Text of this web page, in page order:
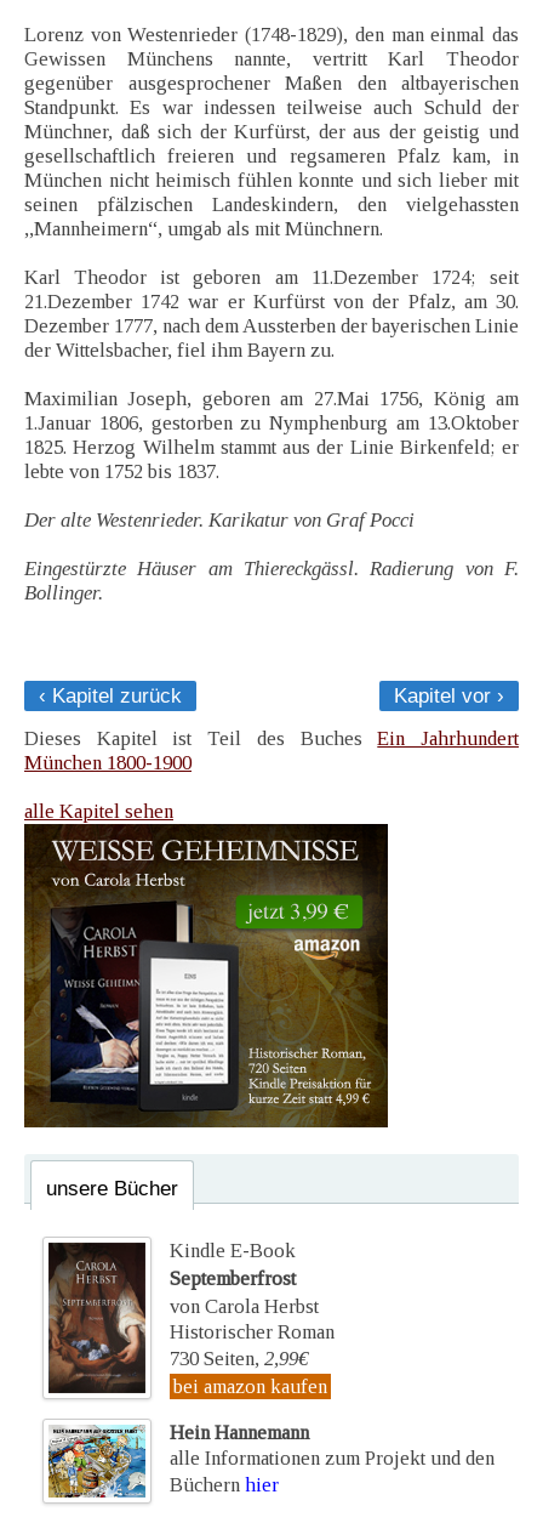
Lorenz von Westenrieder (1748-1829), den man einmal das
Gewissen Münchens nannte, vertritt Karl Theodor
gegenüber ausgesprochener Maßen den altbayerischen
Standpunkt. Es war indessen teilweise auch Schuld der
Münchner, daß sich der Kurfürst, der aus der geistig und
gesellschaftlich freieren und regsameren Pfalz kam, in
München nicht heimisch fühlen konnte und sich lieber mit
seinen pfälzischen Landeskindern, den vielgehassten
,,Mannheimern“, umgab als mit Münchnern.
Karl Theodor ist geboren am 11.Dezember 1724; seit
21.Dezember 1742 war er Kurfürst von der Pfalz, am 30.
Dezember 1777, nach dem Aussterben der bayerischen Linie
der Wittelsbacher, fiel ihm Bayern zu.
Maximilian Joseph, geboren am 27.Mai 1756, König am
1.Januar 1806, gestorben zu Nymphenburg am 13.Oktober
1825. Herzog Wilhelm stammt aus der Linie Birkenfeld; er
lebte von 1752 bis 1837.
Der alte Westenrieder. Karikatur von Graf Pocci
Eingestürzte Häuser am Thiereckgässl. Radierung von F.
Bollinger.
‹ Kapitel zurück
Kapitel vor ›
Dieses Kapitel ist Teil des BuchesEin Jahrhundert
München 1800-1900
alle Kapitel sehen
unsere Bücher
Kindle E-Book
Septemberfrost
von Carola Herbst
Historischer Roman
730 Seiten, 2,99€
bei amazon kaufen
Hein Hannemann
alle Informationen zum Projekt und den
Büchern hier